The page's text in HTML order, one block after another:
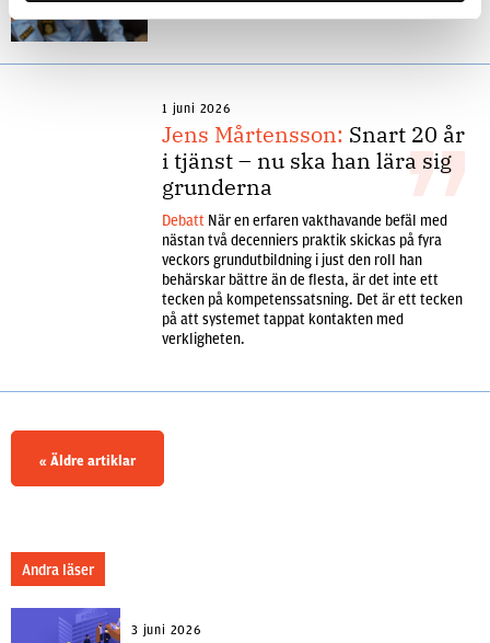
1 juni 2026
Jens Mårtensson: Snart 20 år
i tjänst – nu ska han lära sig
grunderna
Debatt När en erfaren vakthavande befäl med
nästan två decenniers praktik skickas på fyra
veckors grundutbildning i just den roll han
behärskar bättre än de flesta, är det inte ett
tecken på kompetenssatsning. Det är ett tecken
på att systemet tappat kontakten med
verkligheten.
« Äldre artiklar
Andra läser
3 juni 2026